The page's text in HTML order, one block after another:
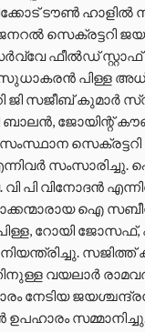
ടൗൺ ഹാളിൽ
സെക്രട്ടറി
ഫീൽഡ് സ്റ്റാഫ്
പിള്ള
സജീബ് കുമാർ
ബാലൻ, ജോയിന്റ്
സെക്രട്ടറി
സംസാരിച്ചു.
പി വിനോദൻ
ഐ
റോയി ജോസഫ്,
സജിത്ത്
വയലാർ
നേടിയ
ഉപഹാരം